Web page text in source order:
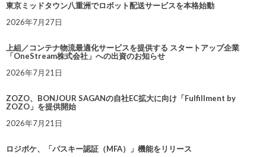
東京ミッドタウン八重洲でロボット配送サービスを本格始動
2026年7月27日
上組／コンテナ物流最適化サービスを提供する スタートアップ企業
「OneStream株式会社」への出資のお知らせ
2026年7月21日
ZOZO、BONJOUR SAGANの自社EC拡大に向け「Fulfillment by
ZOZO」を提供開始
2026年7月21日
ロジポケ、「パスキー認証（MFA）」機能をリリース